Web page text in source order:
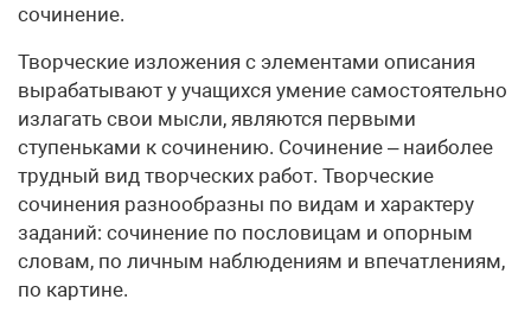
сочинение.
Творческие изложения с элементами описания
вырабатывают у учащихся умение самостоятельно
излагать свои мысли, являются первыми
ступеньками к сочинению. Сочинение – наиболее
трудный вид творческих работ. Творческие
сочинения разнообразны по видам и характеру
заданий: сочинение по пословицам и опорным
словам, по личным наблюдениям и впечатлениям,
по картине.